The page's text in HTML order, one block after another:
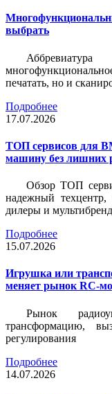
выбрать
печатать, но и
Подробнее
17.07.2026
ТОП сервисов для
машину без лишних
Обзор ТОП
надежный
дилеры и
Подробнее
15.07.2026
Игрушка или
меняет рынок RC-
Рынок
трансформацию,
регулирования
Подробнее
14.07.2026